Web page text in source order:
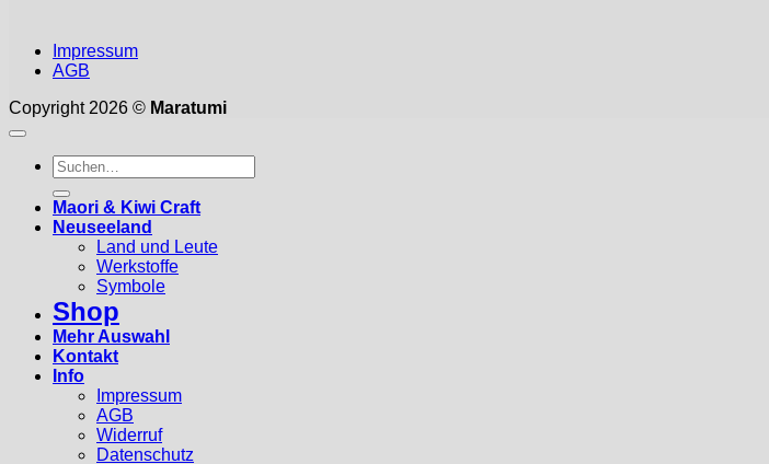
Impressum
AGB
Copyright 2026 © Maratumi
Suchen
nach:
Maori & Kiwi Craft
Neuseeland
Land und Leute
Werkstoffe
Symbole
Shop
Mehr Auswahl
Kontakt
Info
Impressum
AGB
Widerruf
Datenschutz